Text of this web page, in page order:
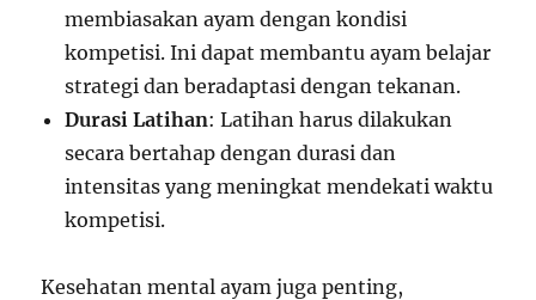
membiasakan ayam dengan kondisi
kompetisi. Ini dapat membantu ayam belajar
strategi dan beradaptasi dengan tekanan.
Durasi Latihan: Latihan harus dilakukan
secara bertahap dengan durasi dan
intensitas yang meningkat mendekati waktu
kompetisi.
Kesehatan mental ayam juga penting,